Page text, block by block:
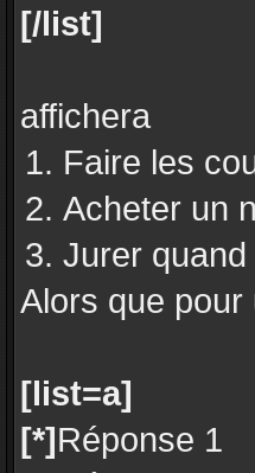
[/list]
affichera
Faire les
Acheter un
Jurer
Alors que pour
[list=a]
[*]Réponse 1